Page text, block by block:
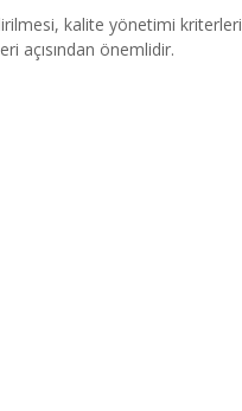
kalite yönetimi kriterleri
açısından önemlidir.